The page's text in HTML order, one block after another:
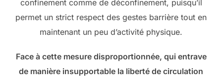
confinement comme de déconfinement, puisqu’il
permet un strict respect des gestes barrière tout en
maintenant un peu d’activité physique.
Face à cette mesure disproportionnée, qui entrave
de manière insupportable la liberté de circulation